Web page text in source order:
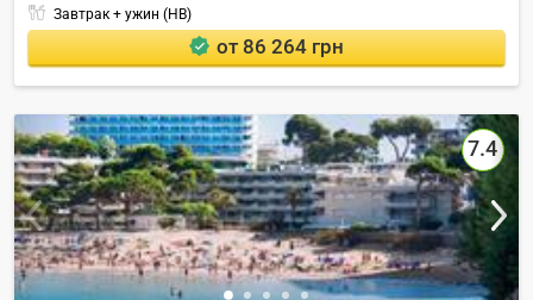
Завтрак + ужин (HB)
от 86 264 грн
7.4